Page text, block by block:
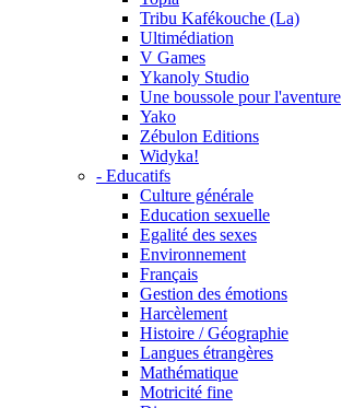
Tribu Kafékouche (La)
Ultimédiation
V Games
Ykanoly Studio
Une boussole pour l'aventure
Yako
Zébulon Editions
Widyka!
- Educatifs
Culture générale
Education sexuelle
Egalité des sexes
Environnement
Français
Gestion des émotions
Harcèlement
Histoire / Géographie
Langues étrangères
Mathématique
Motricité fine